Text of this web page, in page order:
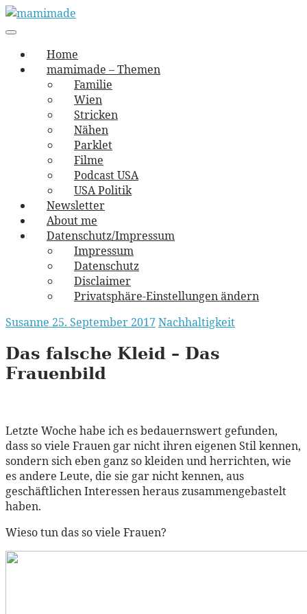
Skip
to
mamimade
vernäht und zugetextet
navigation
Menu
Home
mamimade – Themen
Familie
Wien
Stricken
Nähen
Parklet
Filme
Podcast USA
USA Politik
Newsletter
About me
Datenschutz/Impressum
Impressum
Datenschutz
Disclaimer
Privatsphäre-Einstellungen ändern
Susanne 25. September 2017 Nachhaltigkeit
Das falsche Kleid – Das
Frauenbild
Letzte Woche habe ich es bedauernswert gefunden,
dass so viele Frauen gar nicht ihren eigenen Stil kennen,
sondern sich eben ganz so kleiden und herrichten, wie
es andere Leute, die sie gar nicht kennen, aus
geschäftlichen Interessen heraus zusammengebastelt
haben.
Wieso tun das so viele Frauen?